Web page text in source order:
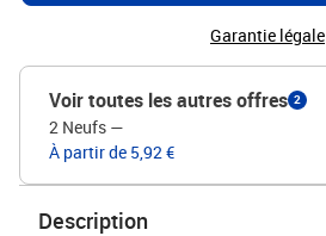
Garantie légale
Voir toutes les autres offres 2
2 Neufs —
À partir de 5,92 €
Description